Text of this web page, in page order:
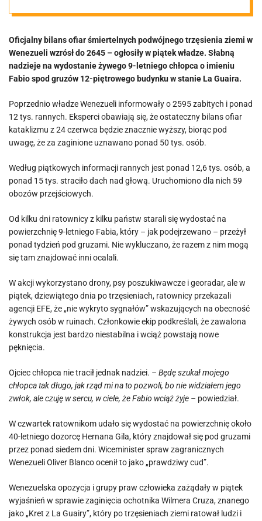
jest porażająca
Oficjalny bilans ofiar śmiertelnych podwójnego trzęsienia ziemi w
Wenezueli wzrósł do 2645 – ogłosiły w piątek władze. Słabną
nadzieje na wydostanie żywego 9-letniego chłopca o imieniu
Fabio spod gruzów 12-piętrowego budynku w stanie La Guaira.
Poprzednio władze Wenezueli informowały o 2595 zabitych i ponad
12 tys. rannych. Eksperci obawiają się, że ostateczny bilans ofiar
kataklizmu z 24 czerwca będzie znacznie wyższy, biorąc pod
uwagę, że za zaginione uznawano ponad 50 tys. osób.
Według piątkowych informacji rannych jest ponad 12,6 tys. osób, a
ponad 15 tys. straciło dach nad głową. Uruchomiono dla nich 59
obozów przejściowych.
Od kilku dni ratownicy z kilku państw starali się wydostać na
powierzchnię 9-letniego Fabia, który – jak podejrzewano – przeżył
ponad tydzień pod gruzami. Nie wykluczano, że razem z nim mogą
się tam znajdować inni ocalali.
W akcji wykorzystano drony, psy poszukiwawcze i georadar, ale w
piątek, dziewiątego dnia po trzęsieniach, ratownicy przekazali
agencji EFE, że „nie wykryto sygnałów” wskazujących na obecność
żywych osób w ruinach. Członkowie ekip podkreślali, że zawalona
konstrukcja jest bardzo niestabilna i wciąż powstają nowe
pęknięcia.
Ojciec chłopca nie tracił jednak nadziei. – Będę szukał mojego
chłopca tak długo, jak rząd mi na to pozwoli, bo nie widziałem jego
zwłok, ale czuję w sercu, w ciele, że Fabio wciąż żyje – powiedział.
W czwartek ratownikom udało się wydostać na powierzchnię około
40-letniego dozorcę Hernana Gila, który znajdował się pod gruzami
przez ponad siedem dni. Wiceminister spraw zagranicznych
Wenezueli Oliver Blanco ocenił to jako „prawdziwy cud”.
Wenezuelska opozycja i grupy praw człowieka zażądały w piątek
wyjaśnień w sprawie zaginięcia ochotnika Wilmera Cruza, znanego
jako „Kret z La Guairy”, który po trzęsieniach ziemi ratował ludzi i